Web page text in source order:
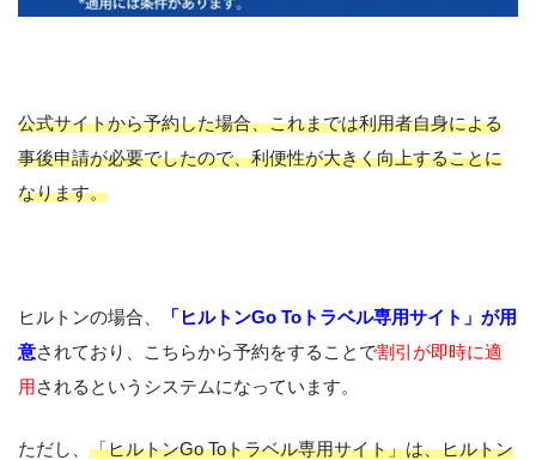
公式サイトから予約した場合、これまでは利用者自身による
事後申請が必要でしたので、利便性が大きく向上することに
なります。
ヒルトンの場合、
「ヒルトンGo Toトラベル専用サイト」が用
意されており、こちらから予約をすることで割引が即時に適
用されるというシステムになっています。
ただし、 「ヒルトンGo Toトラベル専用サイト」は、ヒルトン